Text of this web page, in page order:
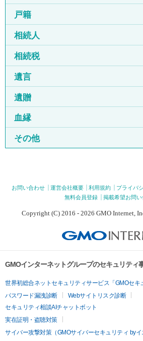
戸籍
相続人
相続税
遺言
遺贈
血縁
その他
お問い合わせ 運営会社概要 利用規約 プライバ
無料会員登録
掲載希望お問い
Copyright (C) 2016 - 2026 GMO Internet,
GMOインターネットグループのセキュリティ
世界初総合ネットセキュリティサービス「GMOセキ
パスワード漏洩診断
Webサイトリスク診断
セキュリティ相談AIチャットボット
実在証明・盗聴対策
サイバー攻撃対策（GMOサイバーセキュリティ byイ